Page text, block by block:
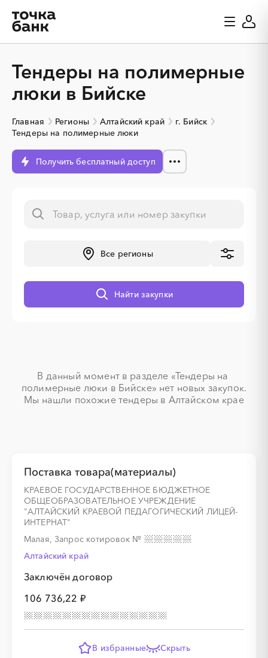
Тендеры на полимерные
люки в Бийске
Главная Регионы Алтайский край
г. Бийск
Тендеры на полимерные люки
Получить бесплатный доступ
Все регионы
Найти закупки
В данный момент в разделе «Тендеры на
полимерные люки в Бийске» нет новых закупок.
Мы нашли похожие тендеры в Алтайском крае
Поставка товара(материалы)
КРАЕВОЕ ГОСУДАРСТВЕННОЕ БЮДЖЕТНОЕ
ОБЩЕОБРАЗОВАТЕЛЬНОЕ УЧРЕЖДЕНИЕ
"АЛТАЙСКИЙ КРАЕВОЙ ПЕДАГОГИЧЕСКИЙ ЛИЦЕЙ-
ИНТЕРНАТ"
Малая, Запрос котировок №
Алтайский край
Заключён договор
106 736,22 ₽
░
░
░
░
░
░
░
░
░
░
░
░
░
В избранные Скрыть
░░ ░░ ░
░░ ░ ░
░
░
░
░
░
░
░
░
░
░
░
░